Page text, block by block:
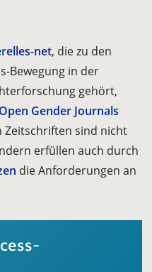
net, die zu den
Bewegung in der
gehört,
Open Gender Journals
Zeitschriften sind nicht
erfüllen auch durch
die Anforderungen an